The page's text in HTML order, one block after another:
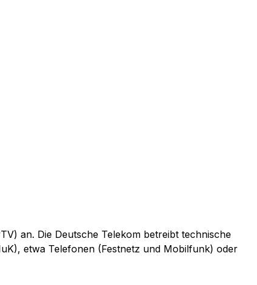
an. Die Deutsche Telekom betreibt technische
etwa Telefonen (Festnetz und Mobilfunk) oder